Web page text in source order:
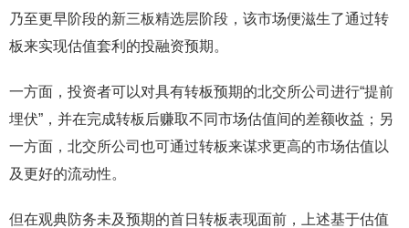
乃至更早阶段的新三板精选层阶段，该市场便滋生了通过转
板来实现估值套利的投融资预期。
一方面，投资者可以对具有转板预期的北交所公司进行“提前
埋伏”，并在完成转板后赚取不同市场估值间的差额收益；另
一方面，北交所公司也可通过转板来谋求更高的市场估值以
及更好的流动性。
但在观典防务未及预期的首日转板表现面前，上述基于估值